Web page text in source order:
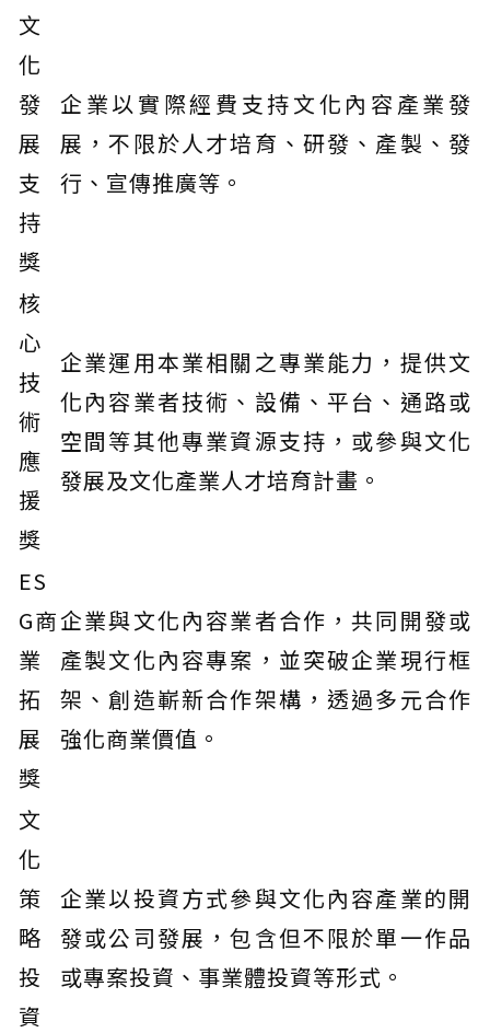
文
化
發
展
支
持
獎
企業以實際經費支持文化內容產業發
展，不限於人才培育、研發、產製、發
行、宣傳推廣等。
核
心
技
術
應
援
獎
企業運用本業相關之專業能力，提供文
化內容業者技術、設備、平台、通路或
空間等其他專業資源支持，或參與文化
發展及文化產業人才培育計畫。
ES
G商
業
拓
展
獎
企業與文化內容業者合作，共同開發或
產製文化內容專案，並突破企業現行框
架、創造嶄新合作架構，透過多元合作
強化商業價值。
文
化
策
略
投
資
企業以投資方式參與文化內容產業的開
發或公司發展，包含但不限於單一作品
或專案投資、事業體投資等形式。